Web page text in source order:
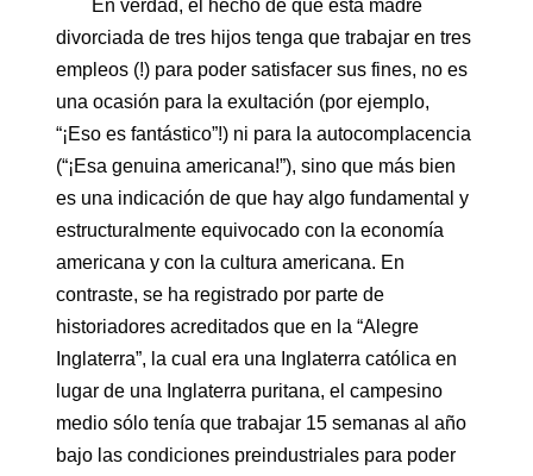
En verdad, el hecho de que esta madre
divorciada de tres hijos tenga que trabajar en tres
empleos (!) para poder satisfacer sus fines, no es
una ocasión para la exultación (por ejemplo,
“¡Eso es fantástico”!) ni para la autocomplacencia
(“¡Esa genuina americana!”), sino que más bien
es una indicación de que hay algo fundamental y
estructuralmente equivocado con la economía
americana y con la cultura americana. En
contraste, se ha registrado por parte de
historiadores acreditados que en la “Alegre
Inglaterra”, la cual era una Inglaterra católica en
lugar de una Inglaterra puritana, el campesino
medio sólo tenía que trabajar 15 semanas al año
bajo las condiciones preindustriales para poder